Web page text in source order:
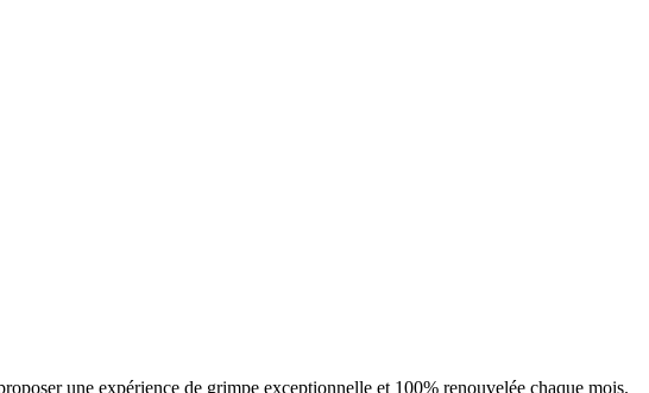
une expérience de grimpe exceptionnelle et 100% renouvelée chaque mois.